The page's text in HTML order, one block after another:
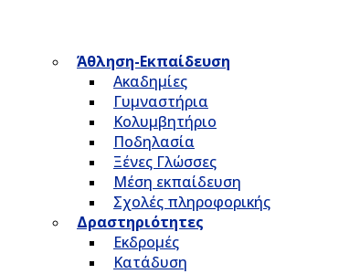
Άθληση-Εκπαίδευση
Ακαδημίες
Γυμναστήρια
Κολυμβητήριο
Ποδηλασία
Ξένες Γλώσσες
Μέση εκπαίδευση
Σχολές πληροφορικής
Δραστηριότητες
Εκδρομές
Κατάδυση